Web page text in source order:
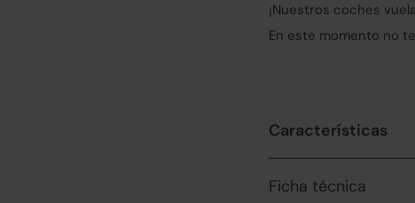
¡Nuestros coches
En este momento no
Características
Ficha técnica